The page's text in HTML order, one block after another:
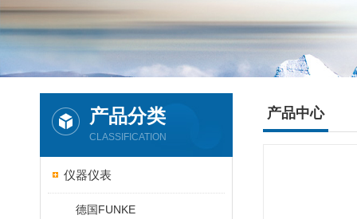
产品分类
CLASSIFICATION
仪器仪表
德国FUNKE
产品中心